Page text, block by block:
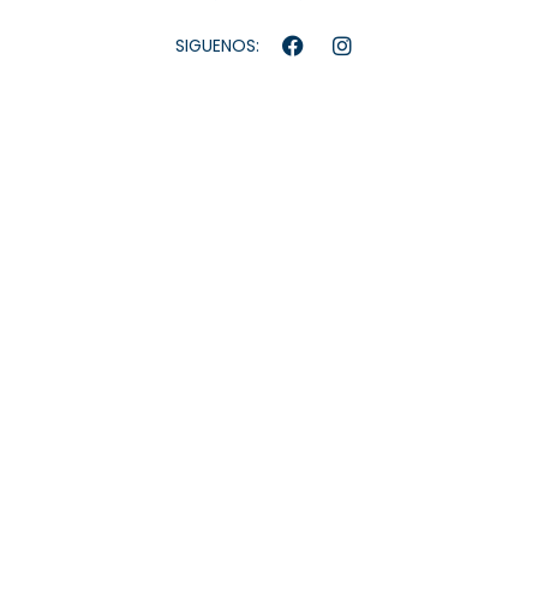
SIGUENOS: